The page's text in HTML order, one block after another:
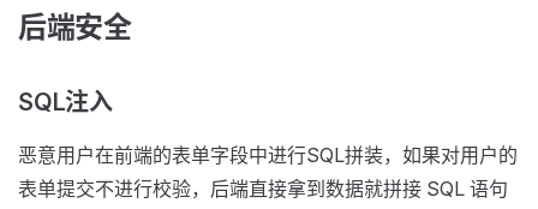
后端安全
SQL注入
恶意用户在前端的表单字段中进行SQL拼装，如果对用户的
表单提交不进行校验，后端直接拿到数据就拼接 SQL 语句